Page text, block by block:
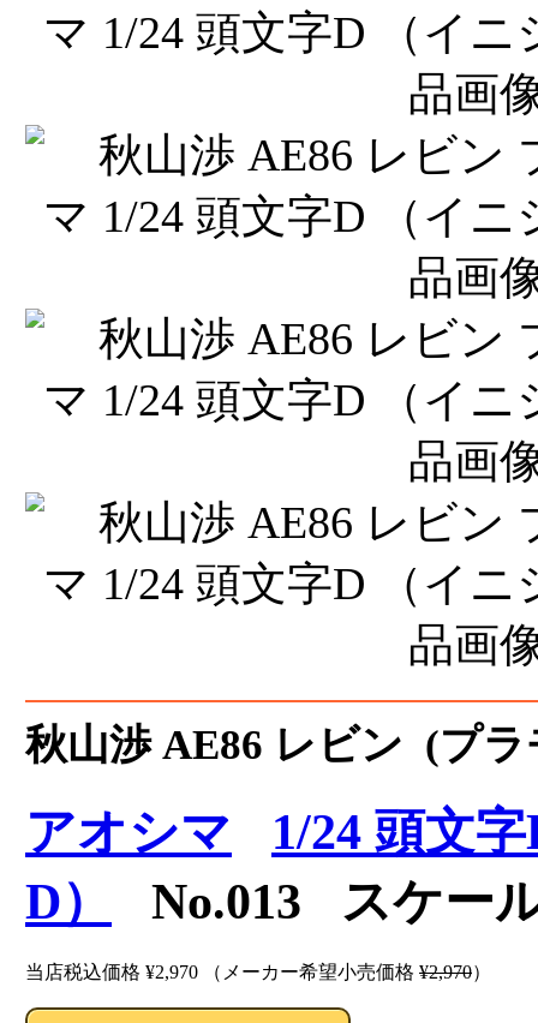
秋山渉 AE86 レビン (プ
アオシマ
1/24 頭文
D）
No.013 スケー
当店税込価格 ¥2,970 （メーカー希望小売価格 ¥2,970）